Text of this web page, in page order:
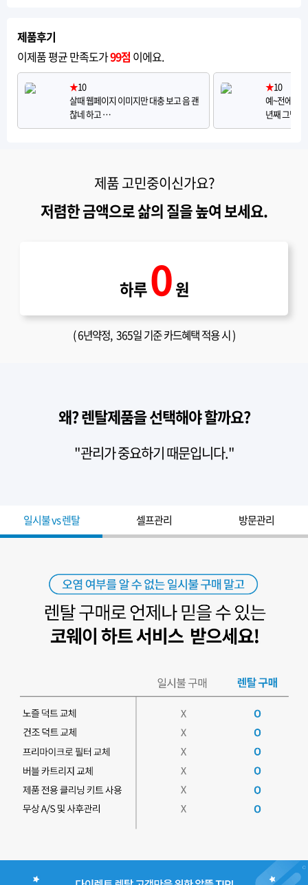
제품후기
이제품 평균 만족도가99점 이에요.
★10
살때 웹페이지 이미지만 대충 보고 음 괜
찮네 하고 …
★10
예~전에 쓰
년째 그냥 …
제품 고민중이신가요?
저렴한 금액으로 삶의 질을 높여 보세요.
하루0원
(6년약정, 365일 기준 카드혜택 적용 시 )
왜? 렌탈제품을 선택해야 할까요?
"관리가 중요하기 때문입니다."
일시불 vs 렌탈 셀프관리 방문관리